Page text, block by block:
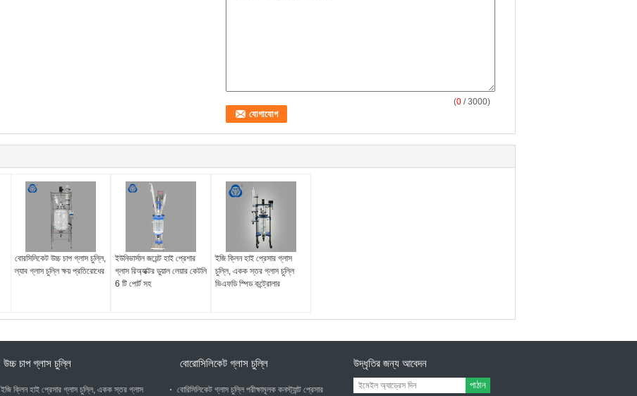
(0 / 3000)
বোরসিলিকেট উচ্চ চাপ গ্লাস চুল্লি,
ল্যাব গ্লাস চুল্লি ক্ষয় প্রতিরোধের
ইউনিভার্সাল জয়েন্ট হাই প্রেশার
গ্লাস রিঅ্যাক্টর ডুয়াল লেয়ার কেটলি
6 টি পোর্ট সহ
ইজি ক্লিন হাই প্রেসার গ্লাস
চুল্লি, একক স্তর গ্লাস চুল্লি
ভিএফডি স্পিড কন্ট্রোলার
উচ্চ চাপ গ্লাস চুল্লি
ইজি ক্লিন হাই প্রেসার গ্লাস চুল্লি, একক স্তর গ্লাস
বোরোসিলিকেট গ্লাস চুল্লি
বোরিসিলিকেট গ্লাস চুল্লি পরীক্ষামূলক কনস্ট্যান্ট প্রেসার
উদ্ধৃতির জন্য আবেদন
পাঠান